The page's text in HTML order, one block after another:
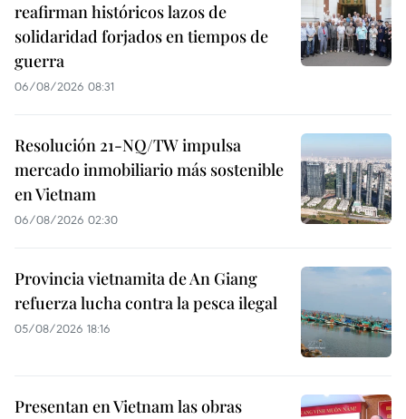
reafirman históricos lazos de
solidaridad forjados en tiempos de
guerra
06/08/2026 08:31
Resolución 21-NQ/TW impulsa
mercado inmobiliario más sostenible
en Vietnam
06/08/2026 02:30
Provincia vietnamita de An Giang
refuerza lucha contra la pesca ilegal
05/08/2026 18:16
Presentan en Vietnam las obras